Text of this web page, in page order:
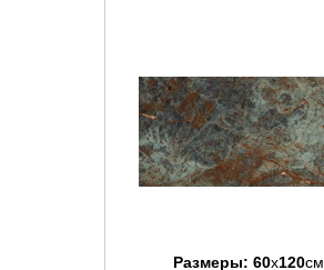
Размеры: 60x120см